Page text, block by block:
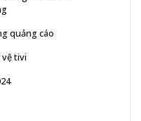
quảng cáo
tivi